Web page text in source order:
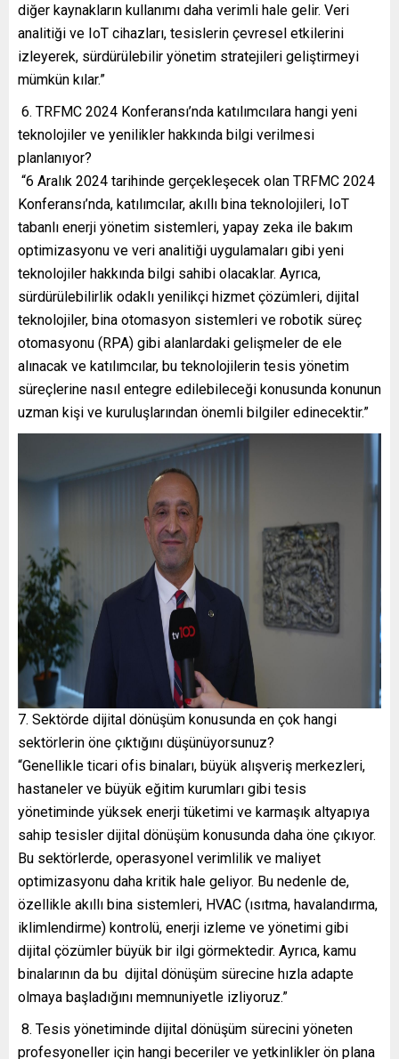
diğer kaynakların kullanımı daha verimli hale gelir. Veri
analitiği ve IoT cihazları, tesislerin çevresel etkilerini
izleyerek, sürdürülebilir yönetim stratejileri geliştirmeyi
mümkün kılar.”
6. TRFMC 2024 Konferansı’nda katılımcılara hangi yeni
teknolojiler ve yenilikler hakkında bilgi verilmesi
planlanıyor?
“6 Aralık 2024 tarihinde gerçekleşecek olan TRFMC 2024
Konferansı’nda, katılımcılar, akıllı bina teknolojileri, IoT
tabanlı enerji yönetim sistemleri, yapay zeka ile bakım
optimizasyonu ve veri analitiği uygulamaları gibi yeni
teknolojiler hakkında bilgi sahibi olacaklar. Ayrıca,
sürdürülebilirlik odaklı yenilikçi hizmet çözümleri, dijital
teknolojiler, bina otomasyon sistemleri ve robotik süreç
otomasyonu (RPA) gibi alanlardaki gelişmeler de ele
alınacak ve katılımcılar, bu teknolojilerin tesis yönetim
süreçlerine nasıl entegre edilebileceği konusunda konunun
uzman kişi ve kuruluşlarından önemli bilgiler edinecektir.”
7. Sektörde dijital dönüşüm konusunda en çok hangi
sektörlerin öne çıktığını düşünüyorsunuz?
“Genellikle ticari ofis binaları, büyük alışveriş merkezleri,
hastaneler ve büyük eğitim kurumları gibi tesis
yönetiminde yüksek enerji tüketimi ve karmaşık altyapıya
sahip tesisler dijital dönüşüm konusunda daha öne çıkıyor.
Bu sektörlerde, operasyonel verimlilik ve maliyet
optimizasyonu daha kritik hale geliyor. Bu nedenle de,
özellikle akıllı bina sistemleri, HVAC (ısıtma, havalandırma,
iklimlendirme) kontrolü, enerji izleme ve yönetimi gibi
dijital çözümler büyük bir ilgi görmektedir. Ayrıca, kamu
binalarının da bu dijital dönüşüm sürecine hızla adapte
olmaya başladığını memnuniyetle izliyoruz.”
8. Tesis yönetiminde dijital dönüşüm sürecini yöneten
profesyoneller için hangi beceriler ve yetkinlikler ön plana